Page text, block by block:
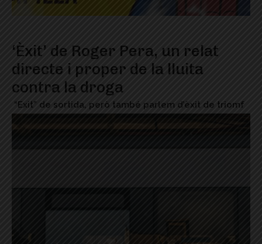
‘Èxit’ de Roger Pera, un relat
directe i proper de la lluita
contra la droga
“Exit” de sortida, però també parlem d’èxit de triomf